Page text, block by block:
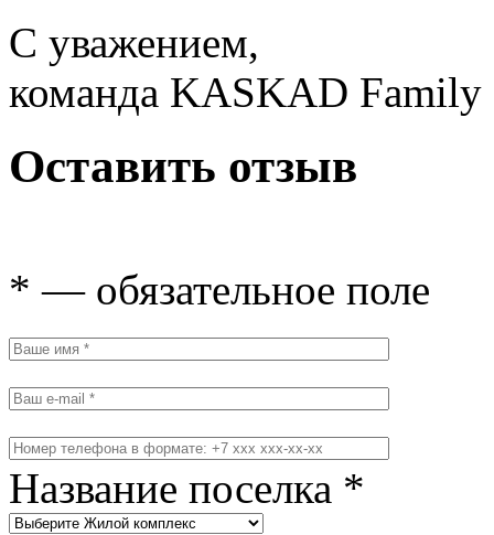
С уважением,
команда KASKAD Family
Оставить отзыв
* — обязательное поле
Название поселка *